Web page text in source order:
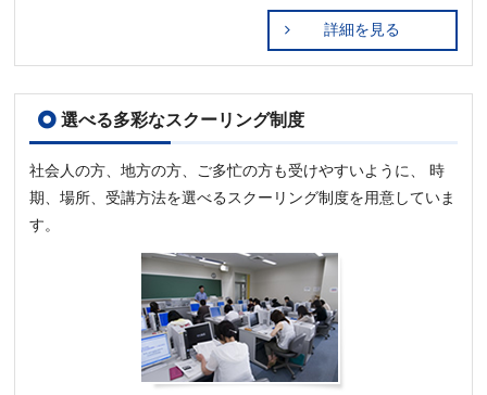
詳細を見る
選べる多彩なスクーリング制度
社会人の方、地方の方、ご多忙の方も受けやすいように、 時
期、場所、受講方法を選べるスクーリング制度を用意していま
す。